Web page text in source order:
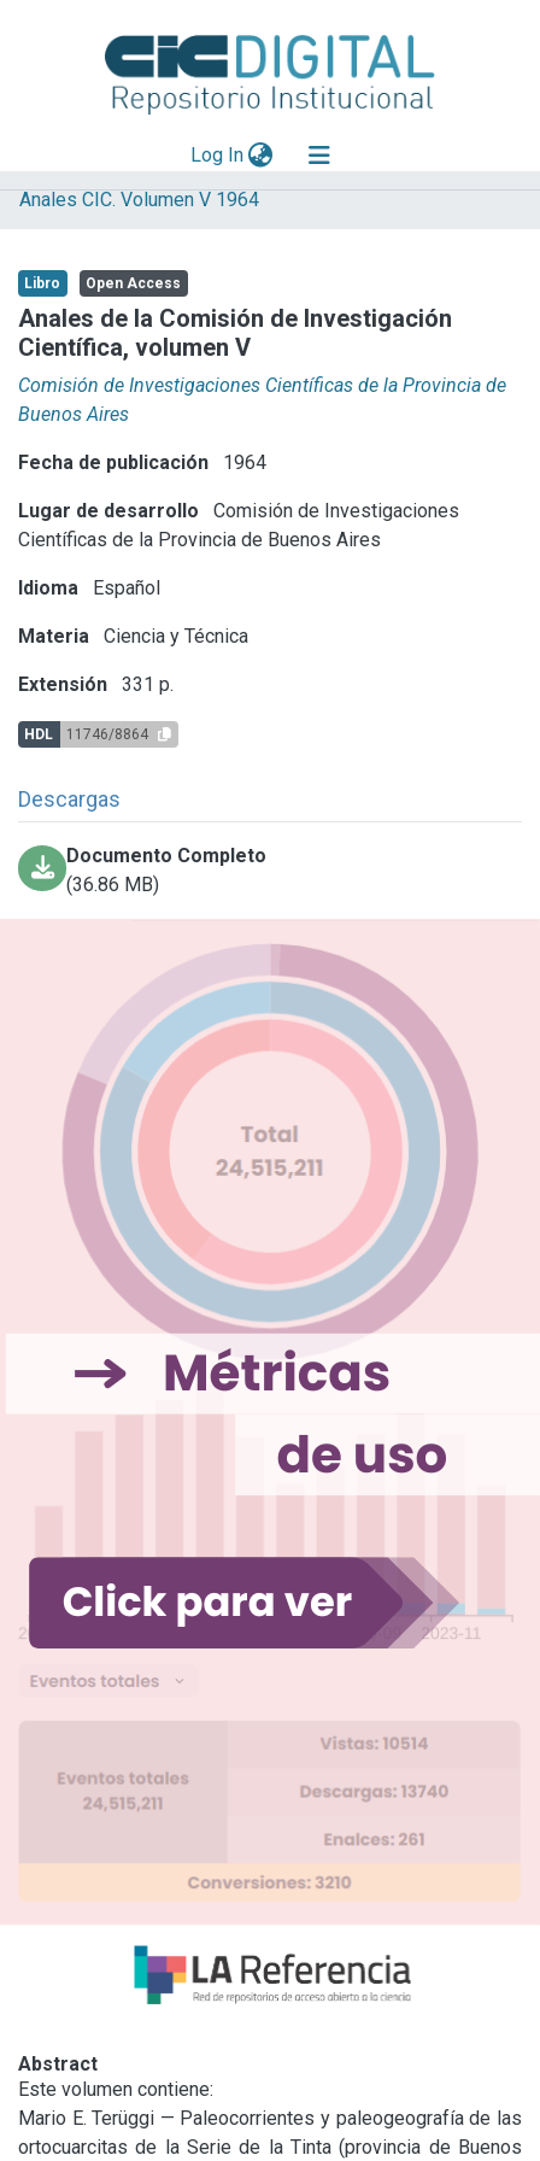
Log In(current)
Explorar
Aportar material
Statistics
Anales CIC. Volumen V 1964
Libro Open Access
Anales de la Comisión de Investigación
Científica, volumen V
Comisión de Investigaciones Científicas de la Provincia de
Buenos Aires
Fecha de publicación 1964
Lugar de desarrollo
Comisión de Investigaciones
Científicas de la Provincia de Buenos Aires
Idioma Español
Materia Ciencia y Técnica
Extensión 331 p.
HDL 11746/8864
Descargas
Documento Completo
(36.86 MB)
Abstract
Este volumen contiene:
Mario E. Terüggi — Paleocorrientes y paleogeografía de las
ortocuarcitas de la Serie de la Tinta (provincia de Buenos